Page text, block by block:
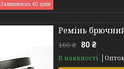
Залишилось 40 днів
Ремінь
160 ₴ 80 ₴
В наявності